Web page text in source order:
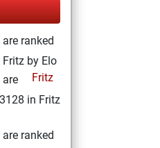
are ranked
by Elo
Fritz
are
in Fritz
are ranked